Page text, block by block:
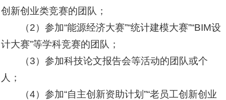
创新创业类竞赛的团队；
（2）参加“能源经济大赛”“统计建模大赛”“BIM设
计大赛”等学科竞赛的团队；
（3）参加科技论文报告会等活动的团队或个
人；
（4）参加“自主创新资助计划”“老员工创新创业